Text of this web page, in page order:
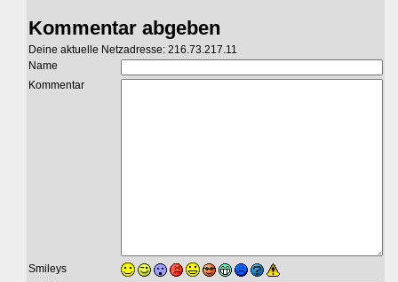
Kommentar abgeben
Deine aktuelle Netzadresse: 216.73.217.11
Name
Kommentar
Smileys